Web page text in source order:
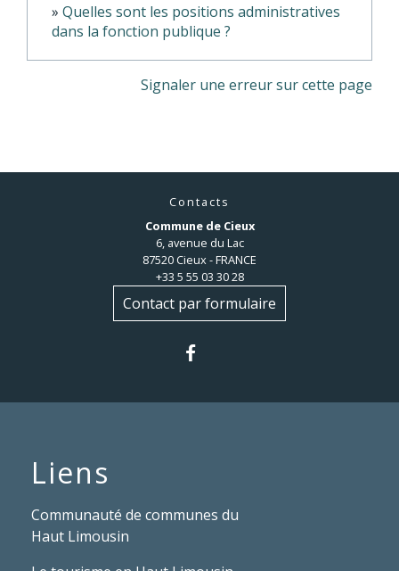
Quelles sont les positions administratives
dans la fonction publique ?
Signaler une erreur sur cette page
Contacts
Commune de Cieux
6, avenue du Lac
87520 Cieux - FRANCE
+33 5 55 03 30 28
Contact par formulaire
Liens
Communauté de communes du
Haut Limousin